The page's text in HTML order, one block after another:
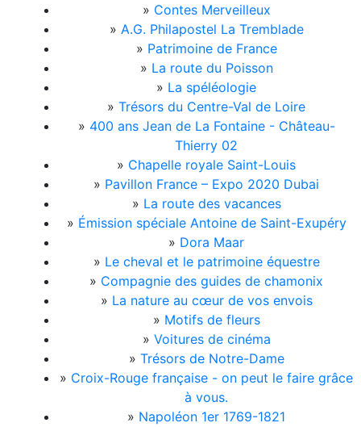
» Contes Merveilleux
» A.G. Philapostel La Tremblade
» Patrimoine de France
» La route du Poisson
» La spéléologie
» Trésors du Centre-Val de Loire
» 400 ans Jean de La Fontaine - Château-
Thierry 02
» Chapelle royale Saint-Louis
» Pavillon France – Expo 2020 Dubai
» La route des vacances
» Émission spéciale Antoine de Saint-Exupéry
» Dora Maar
» Le cheval et le patrimoine équestre
» Compagnie des guides de chamonix
» La nature au cœur de vos envois
» Motifs de fleurs
» Voitures de cinéma
» Trésors de Notre-Dame
» Croix-Rouge française - on peut le faire grâce
à vous.
» Napoléon 1er 1769-1821